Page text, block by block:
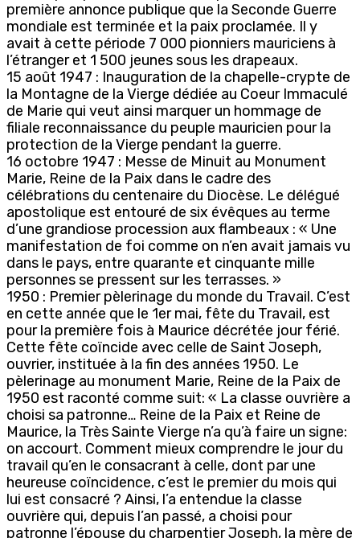
première annonce publique que la Seconde Guerre
mondiale est terminée et la paix proclamée. Il y
avait à cette période 7 000 pionniers mauriciens à
l’étranger et 1 500 jeunes sous les drapeaux.
15 août 1947 : Inauguration de la chapelle-crypte de
la Montagne de la Vierge dédiée au Coeur Immaculé
de Marie qui veut ainsi marquer un hommage de
filiale reconnaissance du peuple mauricien pour la
protection de la Vierge pendant la guerre.
16 octobre 1947 : Messe de Minuit au Monument
Marie, Reine de la Paix dans le cadre des
célébrations du centenaire du Diocèse. Le délégué
apostolique est entouré de six évêques au terme
d’une grandiose procession aux flambeaux : « Une
manifestation de foi comme on n’en avait jamais vu
dans le pays, entre quarante et cinquante mille
personnes se pressent sur les terrasses. »
1950 : Premier pèlerinage du monde du Travail. C’est
en cette année que le 1er mai, fête du Travail, est
pour la première fois à Maurice décrétée jour férié.
Cette fête coïncide avec celle de Saint Joseph,
ouvrier, instituée à la fin des années 1950. Le
pèlerinage au monument Marie, Reine de la Paix de
1950 est raconté comme suit: « La classe ouvrière a
choisi sa patronne… Reine de la Paix et Reine de
Maurice, la Très Sainte Vierge n’a qu’à faire un signe:
on accourt. Comment mieux comprendre le jour du
travail qu’en le consacrant à celle, dont par une
heureuse coïncidence, c’est le premier du mois qui
lui est consacré ? Ainsi, l’a entendue la classe
ouvrière qui, depuis l’an passé, a choisi pour
patronne l’épouse du charpentier Joseph, la mère de